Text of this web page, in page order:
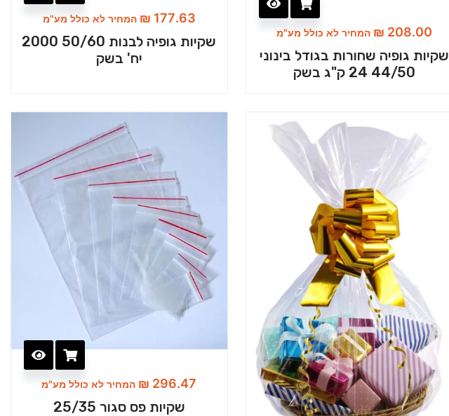
₪ 208.00 המחיר לא כולל מע"מ
שקיות גופיה שחורות בגודל בינוני
44/50 24 ק"ג בשק
₪ 177.63 המחיר לא כולל מע"מ
שקיות גופיה לבנות 50/60 2000
יח' בשק
₪ 296.47 המחיר לא כולל מע"מ
שקיות פס סגור 25/35